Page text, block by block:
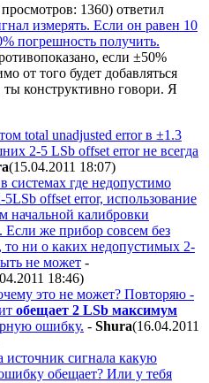
1360) ответил
измерять. Если он равен 10
погрешность получить.
если ±50%
от того будет добавляться
конструктивно говори. Я
total unadjusted error в ±1.3
2-5 LSb offset error не всегда
(15.04.2011 18:07)
системах где недопустимо
5LSb offset error, использование
начальной калибровки
Если же прибор совсем без
то ни о каких недопустимых 2-
не может -
18:46)
это не может? Повторяю -
обещает 2 LSb максимум
ошибку. - Shura(16.04.2011
источник сигнала какую
обещает? Или у тебя